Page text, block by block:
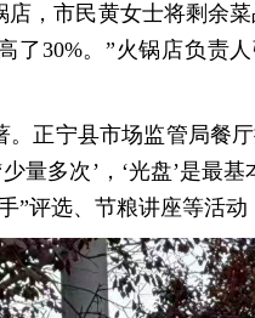
市民黄女士将剩余菜
了30%。”火锅店负
宁县市场监管局餐
量多次’，‘光盘’是最
评选、节粮讲座等活动